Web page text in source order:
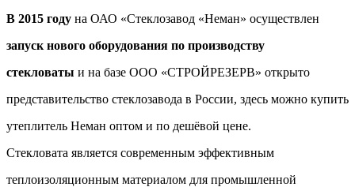
В 2015 году на ОАО «Стеклозавод «Неман» осуществлен
запуск нового оборудования по производству
стекловаты и на базе ООО «СТРОЙРЕЗЕРВ» открыто
представительство стеклозавода в России, здесь можно купить
утеплитель Неман оптом и по дешёвой цене.
Стекловата является современным эффективным
теплоизоляционным материалом для промышленной